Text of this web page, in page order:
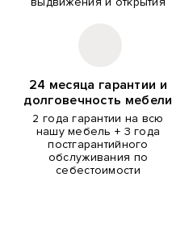
24 месяца гарантии и
долговечность мебели
2 года гарантии на всю
нашу мебель + 3 года
постгарантийного
обслуживания по
себестоимости